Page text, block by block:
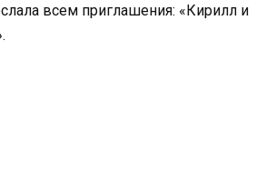
всем приглашения: «Кирилл и